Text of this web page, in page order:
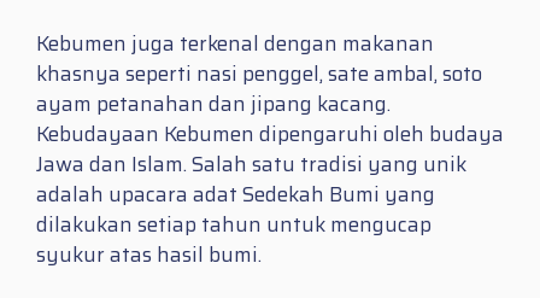
Kebumen juga terkenal dengan makanan
khasnya seperti nasi penggel, sate ambal, soto
ayam petanahan dan jipang kacang.
Kebudayaan Kebumen dipengaruhi oleh budaya
Jawa dan Islam. Salah satu tradisi yang unik
adalah upacara adat Sedekah Bumi yang
dilakukan setiap tahun untuk mengucap
syukur atas hasil bumi.